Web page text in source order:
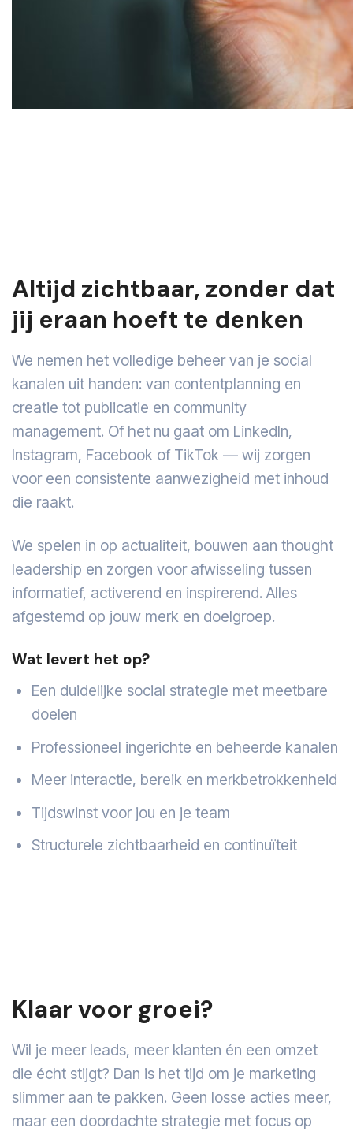
Altijd zichtbaar, zonder dat
jij eraan hoeft te denken
We nemen het volledige beheer van je social
kanalen uit handen: van contentplanning en
creatie tot publicatie en community
management. Of het nu gaat om LinkedIn,
Instagram, Facebook of TikTok — wij zorgen
voor een consistente aanwezigheid met inhoud
die raakt.
We spelen in op actualiteit, bouwen aan thought
leadership en zorgen voor afwisseling tussen
informatief, activerend en inspirerend. Alles
afgestemd op jouw merk en doelgroep.
Wat levert het op?
Een duidelijke social strategie met meetbare
doelen
Professioneel ingerichte en beheerde kanalen
Meer interactie, bereik en merkbetrokkenheid
Tijdswinst voor jou en je team
Structurele zichtbaarheid en continuïteit
Klaar voor groei?
Wil je meer leads, meer klanten én een omzet
die écht stijgt? Dan is het tijd om je marketing
slimmer aan te pakken. Geen losse acties meer,
maar een doordachte strategie met focus op